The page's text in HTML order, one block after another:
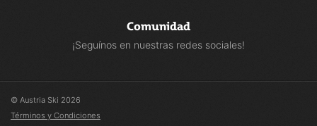
Comunidad
¡Seguínos en nuestras redes sociales!
© Austria Ski 2026
Términos y Condiciones